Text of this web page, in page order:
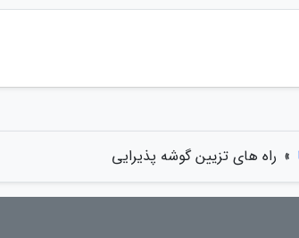
» راه های تزیین گوشه پذیرایی